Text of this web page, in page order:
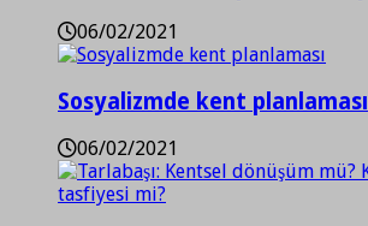
06/02/2021
Sosyalizmde kent planlaması
06/02/2021